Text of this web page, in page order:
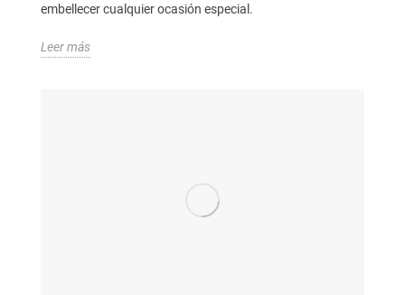
embellecer cualquier ocasión especial.
Leer más